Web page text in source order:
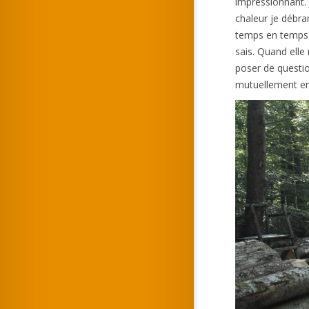
chaleur je
temps en
sais. Quand
poser de
mutuellement